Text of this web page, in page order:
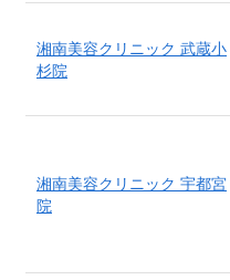
湘南美容クリニック 武蔵小
杉院
湘南美容クリニック 宇都宮
院